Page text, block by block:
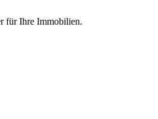
für Ihre Immobilien.